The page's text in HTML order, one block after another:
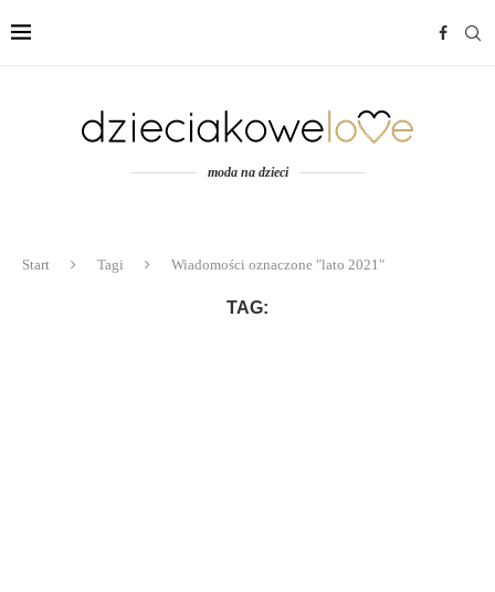
moda na dzieci
Start Tagi Wiadomości oznaczone "lato 2021"
TAG: